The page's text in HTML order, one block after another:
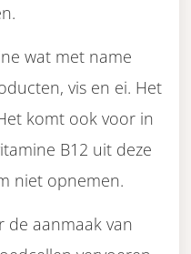
wat met name
vis en ei. Het
komt ook voor in
B12 uit deze
niet opnemen.
de aanmaak van